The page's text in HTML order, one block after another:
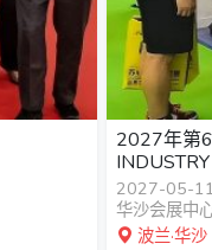
2027年第
2027-05-
华沙会展中
波兰·华沙